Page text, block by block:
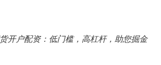
开户配资：低门槛，高杠杆，助您掘金